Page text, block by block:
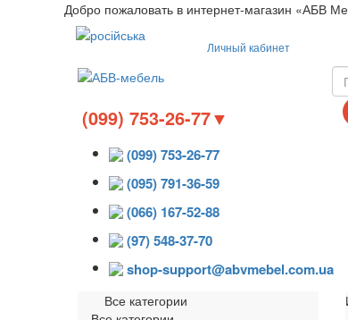
Добро пожаловать в интернет-магазин «АБВ
Личный кабинет
(099) 753-26-77▼
(099) 753-26-77
(095) 791-36-59
(066) 167-52-88
(97) 548-37-70
shop-support@abvmebel.com.ua
Все категории